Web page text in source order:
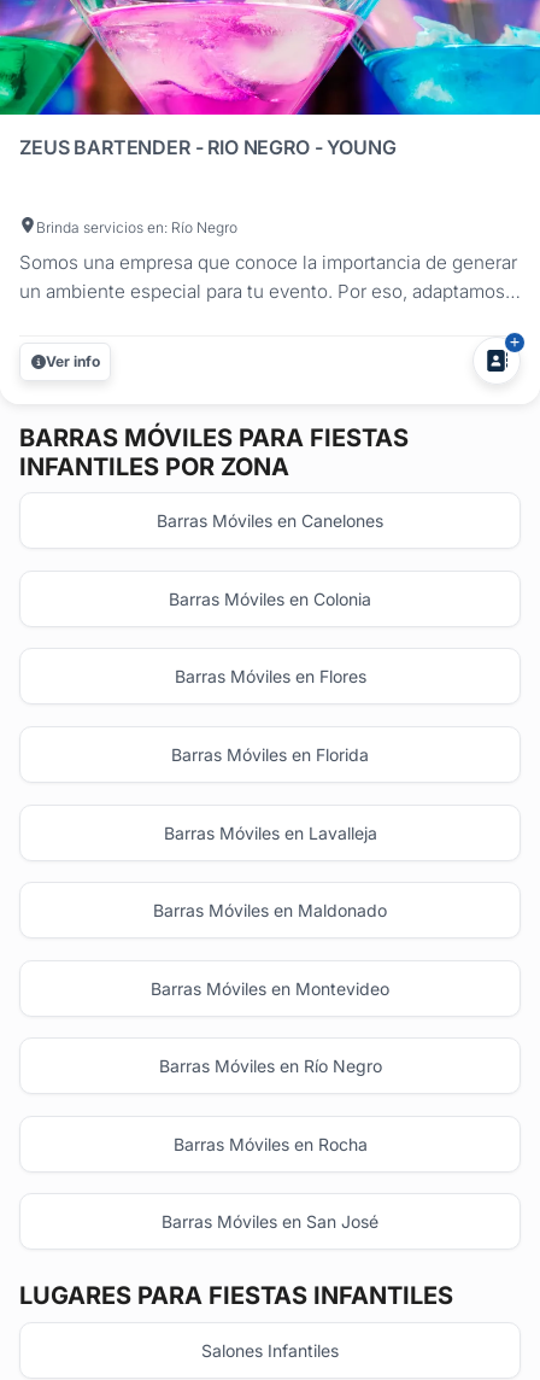
ZEUS BARTENDER - RIO NEGRO - YOUNG
Brinda servicios en: Río Negro
Somos una empresa que conoce la importancia de generar
un ambiente especial para tu evento. Por eso, adaptamos
elaborando una amplia variedad de tragos con marcas de
primer nivel. Tragos con y sin alcohol, para grandes y
Ver info
BARRAS MÓVILES PARA FIESTAS
INFANTILES POR ZONA
Barras Móviles en Canelones
Barras Móviles en Colonia
Barras Móviles en Flores
Barras Móviles en Florida
Barras Móviles en Lavalleja
Barras Móviles en Maldonado
Barras Móviles en Montevideo
Barras Móviles en Río Negro
Barras Móviles en Rocha
Barras Móviles en San José
LUGARES PARA FIESTAS INFANTILES
Salones Infantiles